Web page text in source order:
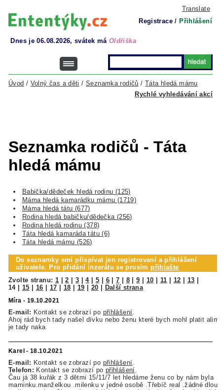
Translate
Registrace / Přihlášení
Dnes je 06.08.2026, svátek má Oldřiška
Rychlé vyhledávání akcí
Úvod / Volný čas a děti /Seznamka rodičů / Táta hledá mámu
Seznamka rodičů - Táta
hledá mámu
Babička/dědeček hledá rodinu (125)
Máma hledá kamarádku mámu (1719)
Máma hledá tátu (677)
Rodina hledá babičku/dědečka (256)
Rodina hledá rodinu (378)
Táta hledá kamaráda tátu (6)
Táta hledá mámu (526)
Do seznamky smí přispívat jen registrovaní a přihlášení
uživatele. Pro přidání inzerátu se prosímpřihlašte
Zvolte stranu: 1 |2 3 |4| 5 6|7 8|9 10 11 12 13
14| 15 16 17 18 19 20 Další strana
Míra - 19.10.2021
E-mail: Kontakt se zobrazí po přihlášení
Ahoj rád bych tady našel dívku nebo ženu které bych mohl platit
je tady naka
Karel - 18.10.2021
E-mail: Kontakt se zobrazí po přihlášení
Telefon: Kontakt se zobrazí po přihlášení
Čau já 38 kuřák z 3 dětmi 15/11/7 let hledáme ženu co by nám byla
maminku.manželkou .milenku v jedné osobě .Třebíč real .žádné